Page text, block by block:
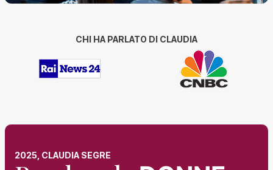
CHI HA PARLATO DI CLAUDIA
2025, CLAUDIA SEGRE